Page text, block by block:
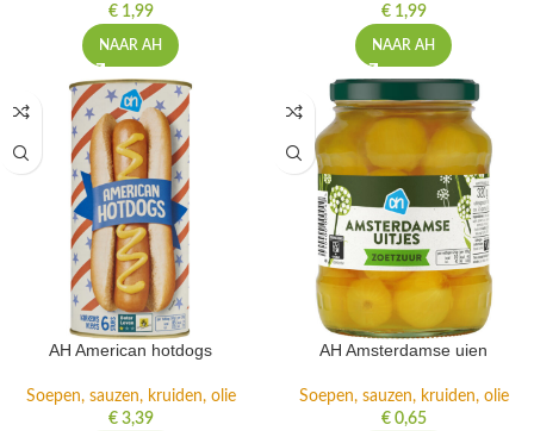
€1,99
NAAR AH
€1,99
NAAR AH
AH American hotdogs
Soepen, sauzen, kruiden, olie
€3,39
AH Amsterdamse uien
Soepen, sauzen, kruiden, olie
€0,65